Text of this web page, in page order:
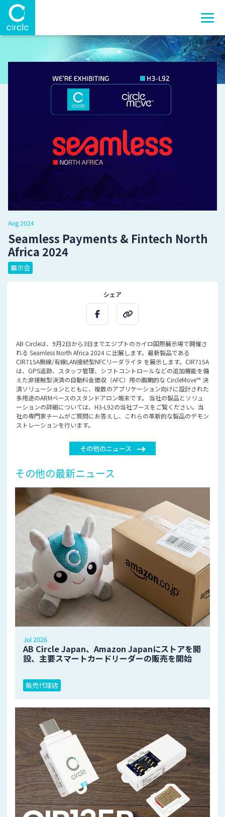
Aug 2024
Seamless Payments & Fintech North
Africa 2024
展示会
シェア
AB Circleは、9月2日から3日までエジプトのカイロ国際展示場で開催さ
れる Seamless North Africa 2024 に出展します。最新製品である
CIR715A無線/有線LAN接続型NFCリーダライタ を展示します。CIR715A
は、GPS追跡、スタッフ管理、シフトコントロールなどの追加機能を備
えた非接触型決済の自動料金徴収（AFC）用の画期的な CircleMove™ 決
済ソリューションとともに、複数のアプリケーション向けに設計された
多用途のARMベースのスタンドアロン端末です。 当社の製品とソリュ
ーションの詳細については、H3-L92の当社ブースをご覧ください。当
社の専門家チームがご質問にお答えし、これらの革新的な製品のデモン
ストレーションを行います。
その他のニュース
その他の最新ニュース
Jul 2026
AB Circle Japan、Amazon Japanにストアを開
設、主要スマートカードリーダーの販売を開始
販売代理店